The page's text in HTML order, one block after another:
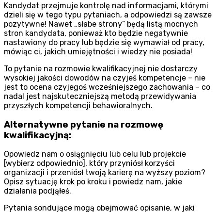
Kandydat przejmuje kontrolę nad informacjami, którymi
dzieli się w tego typu pytaniach, a odpowiedzi są zawsze
pozytywne! Nawet „słabe strony” będą listą mocnych
stron kandydata, ponieważ kto będzie negatywnie
nastawiony do pracy lub będzie się wymawiał od pracy,
mówiąc ci, jakich umiejętności i wiedzy nie posiada!
To pytanie na rozmowie kwalifikacyjnej nie dostarczy
wysokiej jakości dowodów na czyjeś kompetencje – nie
jest to ocena czyjegoś wcześniejszego zachowania – co
nadal jest najskuteczniejszą metodą przewidywania
przyszłych kompetencji behawioralnych.
Alternatywne pytanie na rozmowę
kwalifikacyjną:
Opowiedz nam o osiągnięciu lub celu lub projekcie
[wybierz odpowiednio], który przyniósł korzyści
organizacji i przeniósł twoją karierę na wyższy poziom?
Opisz sytuację krok po kroku i powiedz nam, jakie
działania podjąłeś.
Pytania sondujące mogą obejmować opisanie, w jaki